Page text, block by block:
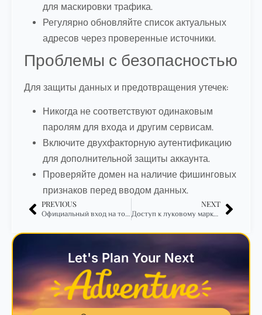
для маскировки трафика.
Регулярно обновляйте список актуальных
адресов через проверенные источники.
Проблемы с безопасностью
Для защиты данных и предотвращения утечек:
Никогда не соответствуют одинаковым
паролям для входа и другим сервисам.
Включите двухфакторную аутентификацию
для дополнительной защиты аккаунта.
Проверяйте домен на наличие фишинговых
признаков перед вводом данных.
PREVIOUS
Официальный вход на торговую площадку Kraken в даркнете особенности и безопасность
NEXT
Доступ к луковому маркету Kraken и актуальное игровое зеркало в даркнете
Let's Plan Your Next